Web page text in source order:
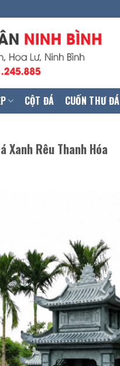
CỘT ĐÁ CUỐN THƯ ĐÁ
Xanh Rêu Thanh Hóa